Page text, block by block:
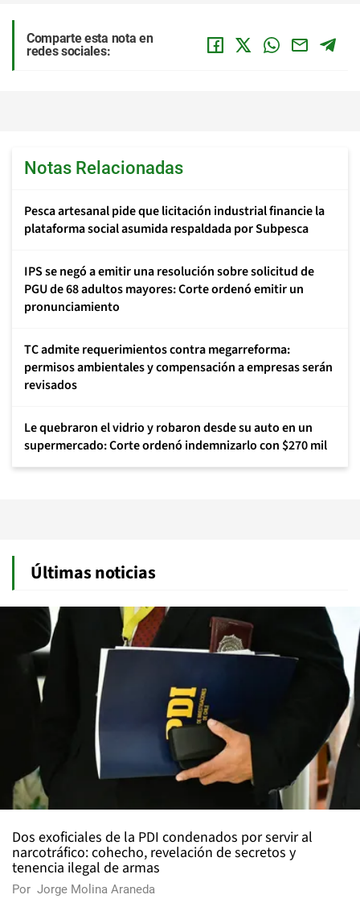
Comparte esta nota en
redes sociales:
Notas Relacionadas
Pesca artesanal pide que licitación industrial financie la
plataforma social asumida respaldada por Subpesca
IPS se negó a emitir una resolución sobre solicitud de
PGU de 68 adultos mayores: Corte ordenó emitir un
pronunciamiento
TC admite requerimientos contra megarreforma:
permisos ambientales y compensación a empresas serán
revisados
Le quebraron el vidrio y robaron desde su auto en un
supermercado: Corte ordenó indemnizarlo con $270 mil
Últimas noticias
Dos exoficiales de la PDI condenados por servir al
narcotráfico: cohecho, revelación de secretos y
tenencia ilegal de armas
Por Jorge Molina Araneda